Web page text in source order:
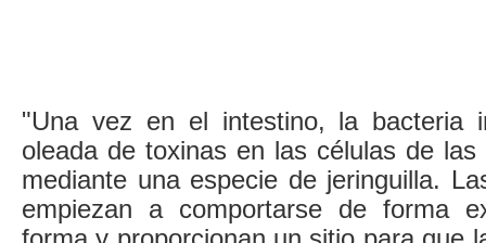
"Una vez en el intestino, la bacteria
oleada de toxinas en las células de las
mediante una especie de jeringuilla.
empiezan a comportarse de forma